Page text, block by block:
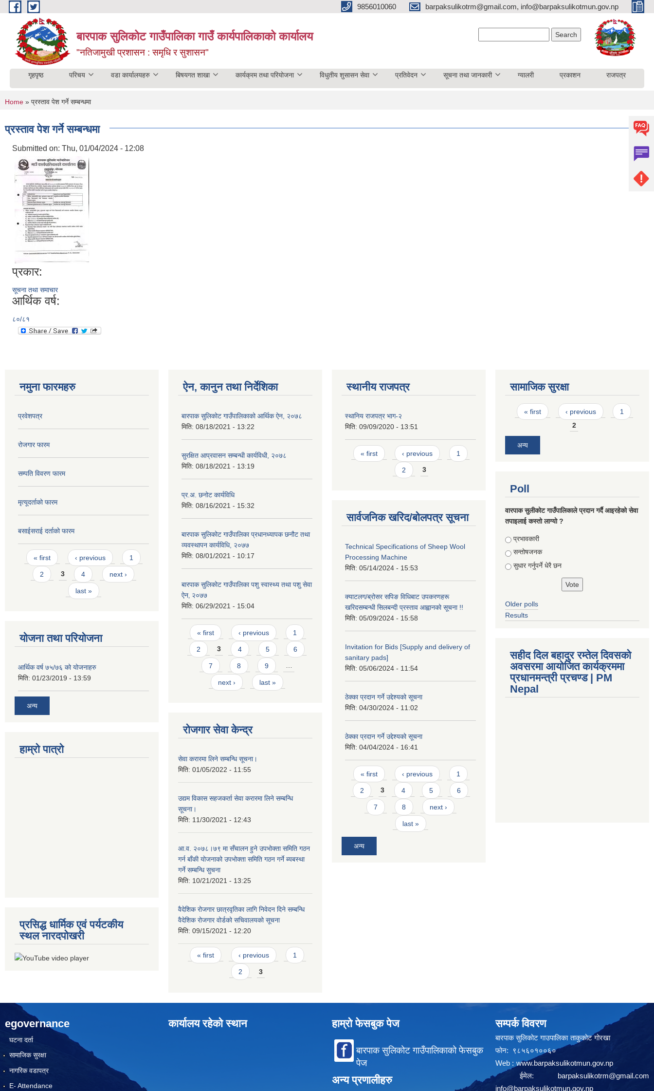
Skip to main content 9856010060 barpaksulikotrm@gmail.com, info@barpaksulikotmun.gov.np
बारपाक सुलिकोट गाउँपालिका गाउँ कार्यपालिकाको कार्यालय
"नतिजामुखी प्रशासन : समृधि र सुशासन"
गृहपृष्ठ परिचय वडा कार्यालयहरु बिषयगत शाखा कार्यक्रम तथा परियोजना विधुतीय शुसासन सेवा प्रतिवेदन सूचना तथा जानकारी ग्यालरी प्रकाशन राजपत्र
You are here
Home » प्रस्ताव पेश गर्ने सम्बन्धमा
प्रस्ताव पेश गर्ने सम्बन्धमा
Submitted on: Thu, 01/04/2024 - 12:08
प्रकार:
सूचना तथा समाचार
आर्थिक वर्ष:
८०/८१
नमुना फारमहरु
प्रवेशपत्र
रोजगार फारम
सम्पति विवरण फारम
मृत्यूदर्ताको फारम
बसाईसराई दर्ताको फारम
Pages
« first ‹ previous 1
2 3 4 next ›
last »
योजना तथा परियोजना
आर्थिक वर्ष ७५/७६ को योजनाहरु
मिति: 01/23/2019 - 13:59
अन्य
हाम्रो पात्रो
प्रसिद्ध धार्मिक एवं पर्यटकीय
स्थल नारदपोखरी
ऐन, कानुन तथा निर्देशिका
बारपाक सुलिकोट गाउँपालिकाको आर्थिक ऐन, २०७८
मिति: 08/18/2021 - 13:22
सुरक्षित आप्रवासन सम्बन्धी कार्यविधी, २०७८
मिति: 08/18/2021 - 13:19
प्र.अ. छनोट कार्यविधि
मिति: 08/16/2021 - 15:32
बारपाक सुलिकोट गाउँपालिका प्रधानध्यापक छनौट तथा
व्यवस्थापन कार्यविधि, २०७७
मिति: 08/01/2021 - 10:17
बारपाक सुलिकोट गाउँपालिका पशु स्वास्थ्य तथा पशु सेवा
ऐन‚ २०७७
मिति: 06/29/2021 - 15:04
Pages
« first ‹ previous 1
2 3 4 5 6
7 8 9 …
next › last »
रोजगार सेवा केन्द्र
सेवा करारमा लिने सम्बन्धि सूचना।
मिति: 01/05/2022 - 11:55
उद्यम विकास सहजकर्ता सेवा करारमा लिने सम्बन्धि
सूचना।
मिति: 11/30/2021 - 12:43
आ.व. २०७८।७९ मा सँचालन हुने उपभोक्ता समिति गठन
गर्न बाँकी योजनाको उपभोक्ता समिति गठन गर्ने ब्यबस्था
गर्ने सम्बन्धि सुचना
मिति: 10/21/2021 - 13:25
वैदेशिक रोजगार छात्रवृतिका लागि निवेदन दिने सम्बन्धि
वैदेशिक रोजगार वोर्डको सचिवालयको सूचना
मिति: 09/15/2021 - 12:20
Pages
« first ‹ previous 1
2 3
स्थानीय राजपत्र
स्थानिय राजपत्र भाग-२
मिति: 09/09/2020 - 13:51
Pages
« first ‹ previous 1
2 3
सार्वजनिक खरिद/बोलपत्र सूचना
Technical Specifications of Sheep Wool
Processing Machine
मिति: 05/14/2024 - 15:53
क्याटलग/ब्रोसर सपिङ विधिबाट उपकरणहरू
खरिदसम्बन्धी सिलबन्दी प्रस्ताव आह्वानको सूचना !!
मिति: 05/09/2024 - 15:58
Invitation for Bids [Supply and delivery of
sanitary pads]
मिति: 05/06/2024 - 11:54
ठेक्का प्रदान गर्ने उद्देश्यको सूचना
मिति: 04/30/2024 - 11:02
ठेक्का प्रदान गर्ने उद्देश्यको सूचना
मिति: 04/04/2024 - 16:41
Pages
« first ‹ previous 1
2 3 4 5 6
7 8 next ›
last »
अन्य
सामाजिक सुरक्षा
Pages
« first ‹ previous
1
2
अन्य
Poll
वारपाक सुलीकोट गाउँपालिकाले प्रदान गर्दै आइरहेको सेवा
तपाइलाई कस्तो लाग्यो ?
Choices
प्रभावकारी
सन्तोषजनक
सुधार गर्नुपर्ने धेरै छन
Older polls
Results
सहीद दिल बहादुर रम्तेल दिवसको
अवसरमा आयोजित कार्यक्रममा
प्रधानमन्त्री प्रचण्ड | PM
Nepal
egovernance
घटना दर्ता
सामाजिक सुरक्षा
नागरिक वडापत्र
E- Attendance
कार्यालय रहेको स्थान हाम्रो फेसबुक पेज
बारपाक सुलिकोट गाउँपालिकाको फेसबुक
पेज
अन्य प्रणालीहरु
सम्पर्क विवरण
बारपाक सुलिकोट गाउपालिका ताकुकोट गोरखा
फोन: ९८५६०१००६०
Web : www.barpaksulikotmun.gov.np
ईमेल: barpaksulikotrm@gmail.com
info@barpaksulikotmun.gov.np